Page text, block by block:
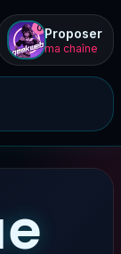
0 Proposer
ma chaîne